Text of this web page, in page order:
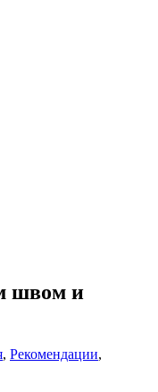
швом и
, Рекомендации,